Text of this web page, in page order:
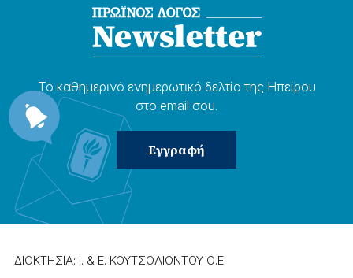
Το καθημερɩνό ενημερωτɩκό δελτίο της Ηπείρου
στο email σου.
ΙΔΙΟΚΤΗΣΙΑ: Ι. & Ε. ΚΟΥΤΣΟΛΙΟΝΤΟΥ Ο.Ε.